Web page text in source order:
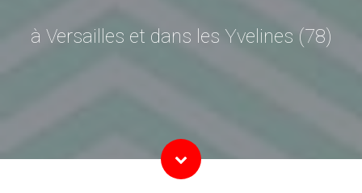
à Versailles et dans les Yvelines (78)